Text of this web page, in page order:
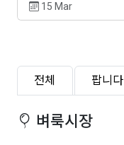
15 Mar
전체 팝니다
벼룩시장